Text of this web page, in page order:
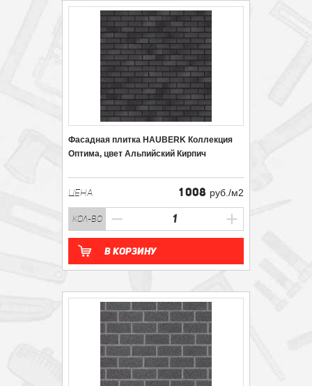
Фасадная плитка HAUBERK Коллекция
Оптима, цвет Альпийский Кирпич
ЦЕНА 1 008 руб./м2
кол-во
В корзину